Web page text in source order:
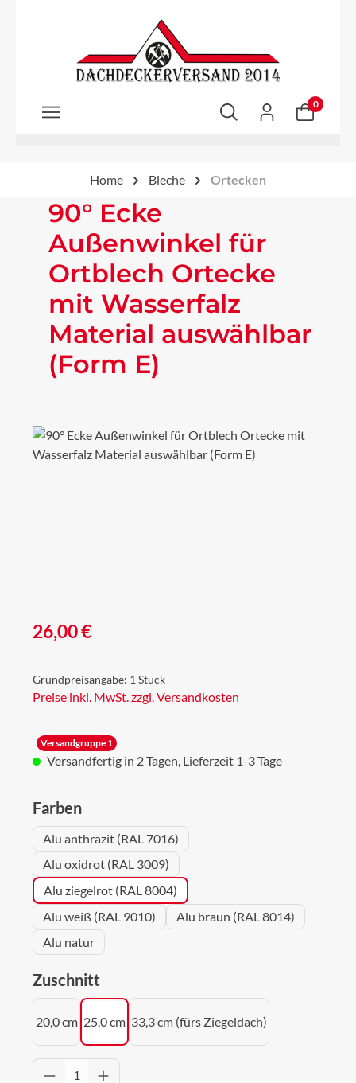
Zum Hauptinhalt springen
0
Home Bleche Ortecken
90° Ecke
Außenwinkel für
Ortblech Ortecke
mit Wasserfalz
Material auswählbar
(Form E)
Bildergalerie überspringen
Regulärer Preis:
26,00 €
Grundpreisangabe: 1 Stück
Preise inkl. MwSt. zzgl. Versandkosten
Versandgruppe 1
Versandfertig in 2 Tagen, Lieferzeit 1-3 Tage
Farbenauswählen
Alu anthrazit (RAL 7016)
Alu oxidrot (RAL 3009)
Alu ziegelrot (RAL 8004)
Alu weiß (RAL 9010)
Alu braun (RAL 8014)
Alu natur
Zuschnitt
20,0 cm 25,0 cm 33,3 cm (fürs Ziegeldach)
Produkt Anzahl: Gib den gewünschten